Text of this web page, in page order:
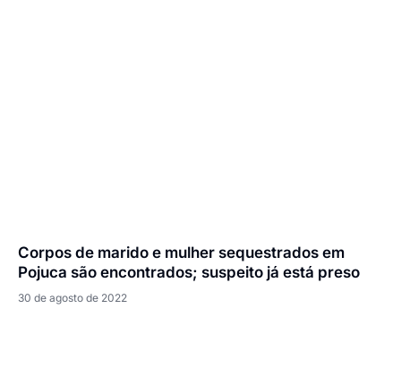
Corpos de marido e mulher sequestrados em
Pojuca são encontrados; suspeito já está preso
30 de agosto de 2022